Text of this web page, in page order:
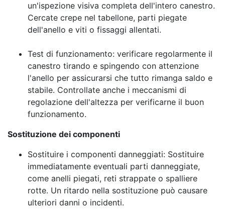
un'ispezione visiva completa dell'intero canestro.
Cercate crepe nel tabellone, parti piegate
dell'anello e viti o fissaggi allentati.
Test di funzionamento: verificare regolarmente il
canestro tirando e spingendo con attenzione
l'anello per assicurarsi che tutto rimanga saldo e
stabile. Controllate anche i meccanismi di
regolazione dell'altezza per verificarne il buon
funzionamento.
Sostituzione dei componenti
Sostituire i componenti danneggiati: Sostituire
immediatamente eventuali parti danneggiate,
come anelli piegati, reti strappate o spalliere
rotte. Un ritardo nella sostituzione può causare
ulteriori danni o incidenti.